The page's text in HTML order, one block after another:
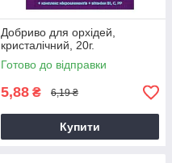
Добриво для орхідей,
кристалічний, 20г.
Готово до відправки
5,88 ₴ 6,19 ₴
Купити